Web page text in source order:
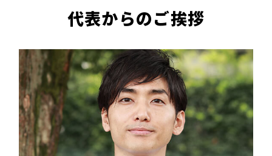
代表からのご挨拶